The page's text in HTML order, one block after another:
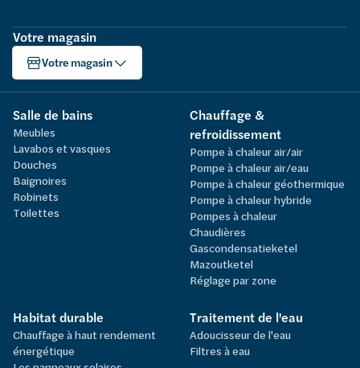
Votre magasin
Votre magasin
Salle de bains
Meubles
Lavabos et vasques
Douches
Baignoires
Robinets
Toilettes
Chauffage &
refroidissement
Pompe à chaleur air/air
Pompe à chaleur air/eau
Pompe à chaleur géothermique
Pompe à chaleur hybride
Pompes à chaleur
Chaudières
Gascondensatieketel
Mazoutketel
Réglage par zone
Habitat durable
Chauffage à haut rendement
énergétique
Traitement de l'eau
Adoucisseur de l'eau
Filtres à eau